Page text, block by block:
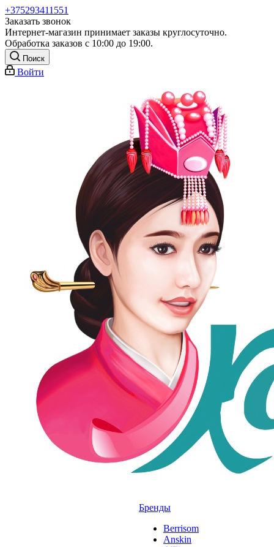
+375293411551
Заказать звонок
Интернет-магазин принимает заказы круглосуточно.
Обработка заказов с 10:00 до 19:00.
Поиск
Войти
Бренды
Berrisom
Anskin